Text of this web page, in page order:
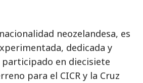
neozelandesa, es
dedicada y
en diecisiete
para el CICR y la Cruz